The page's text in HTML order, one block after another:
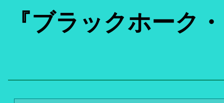
『ブラックホーク